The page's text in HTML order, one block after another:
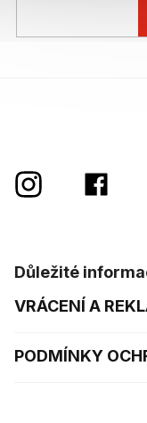
Důležité
VRÁCENÍ A
PODMÍNKY